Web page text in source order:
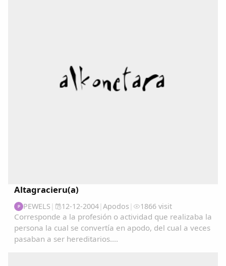
Altagracieru(a)
P PEWELS | 12-12-2004| Apodos | 1866 visit
Corresponde a la profesión o actividad que realizaba la
persona la cual se convertía en apodo, del cual a veces
pasaban a ser hereditarios....